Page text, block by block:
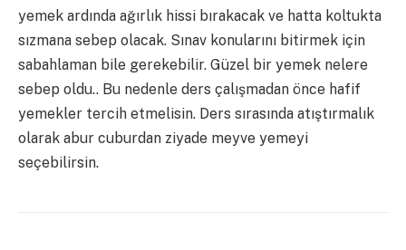
yemek ardında ağırlık hissi bırakacak ve hatta koltukta
sızmana sebep olacak. Sınav konularını bitirmek için
sabahlaman bile gerekebilir. Güzel bir yemek nelere
sebep oldu.. Bu nedenle ders çalışmadan önce hafif
yemekler tercih etmelisin. Ders sırasında atıştırmalık
olarak abur cuburdan ziyade meyve yemeyi
seçebilirsin.